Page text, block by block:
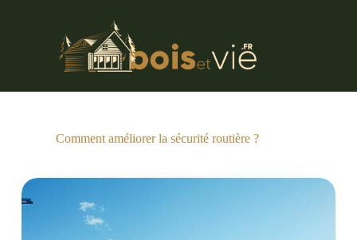
Comment améliorer la sécurité routière ?